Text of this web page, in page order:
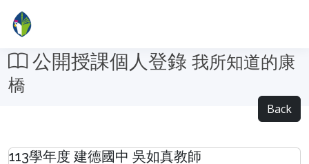
公開授課個人登錄 我所知道的康
橋
Back
113學年度 建德國中 吳如真教師